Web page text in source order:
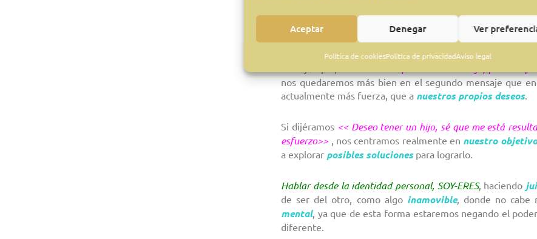
Aceptar Denegar Ver
Política de cookiesPolítica de privacidadAviso legal
A pesar de que esta palabra sirve para unir dos frases
primera
<<quiero tener un hijo, pero
nos quedaremos más bien en el segundo mensaje que
actualmente más fuerza, que a nuestros propios deseos.
Si dijéramos << Deseo tener un hijo, sé que me está
esfuerzo>>, nos centramos realmente en nuestro objetivo
a explorar posibles solucionespara lograrlo.
Hablar desde la identidad personal, SOY-ERES, haciendo
de ser del otro, como algo inamovible, donde no cabe
mental, ya que de esta forma estaremos negando el
diferente.